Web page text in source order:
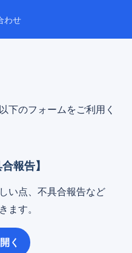
わせ
下のフォームをご利用く
報告】
い点、不具合報告など
ます。
く